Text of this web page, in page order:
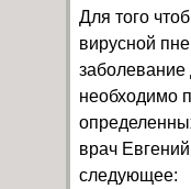
Для того
вирусной
заболевание
необходимо
врач
следующее: